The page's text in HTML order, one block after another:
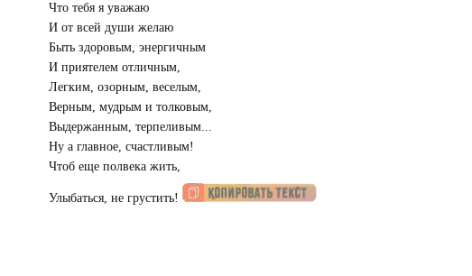
Что тебя я уважаю
И от всей души желаю
Быть здоровым, энергичным
И приятелем отличным,
Легким, озорным, веселым,
Верным, мудрым и толковым,
Выдержанным, терпеливым...
Ну а главное, счастливым!
Чтоб еще полвека жить,
Улыбаться, не грустить!